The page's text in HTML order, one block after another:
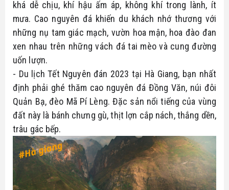
khá dễ chịu, khí hậu ấm áp, không khí trong lành, ít
mưa. Cao nguyên đá khiến du khách nhớ thương với
những nụ tam giác mạch, vườn hoa mận, hoa đào đan
xen nhau trên những vách đá tai mèo và cung đường
uốn lượn.
- Du lịch Tết Nguyên đán 2023 tại Hà Giang, bạn nhất
định phải ghé thăm cao nguyên đá Đồng Văn, núi đôi
Quản Bạ, đèo Mã Pí Lèng. Đặc sản nổi tiếng của vùng
đất này là bánh chưng gù, thịt lợn cắp nách, thắng dền,
trâu gác bếp.